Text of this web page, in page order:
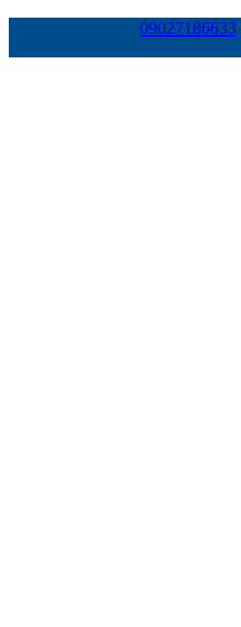
09027186633